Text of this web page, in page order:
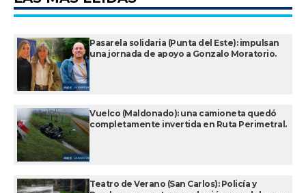
Pasarela solidaria (Punta del Este): impulsan
una jornada de apoyo a Gonzalo Moratorio.
Vuelco (Maldonado): una camioneta quedó
completamente invertida en Ruta Perimetral.
Teatro de Verano (San Carlos): Policía y